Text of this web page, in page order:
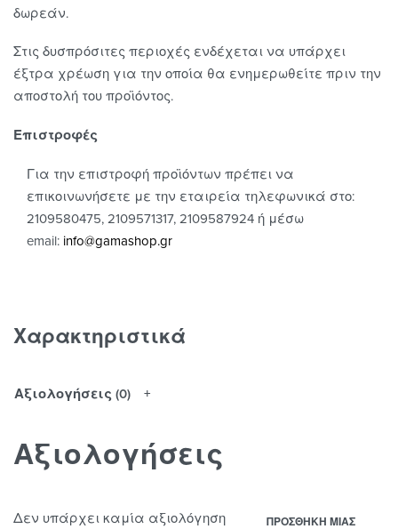
δωρεάν.
Στις δυσπρόσιτες περιοχές ενδέχεται να υπάρχει
έξτρα χρέωση για την οποία θα ενημερωθείτε πριν την
αποστολή του προϊόντος.
Επιστροφές
Για την επιστροφή προϊόντων πρέπει να
επικοινωνήσετε με την εταιρεία τηλεφωνικά στο:
2109580475, 2109571317, 2109587924 ή μέσω
email: info@gamashop.gr
Χαρακτηριστικά
Αξιολογήσεις (0)
Αξιολογήσεις
Δεν υπάρχει καμία αξιολόγηση
ΠΡΟΣΘΉΚΗ ΜΊΑΣ